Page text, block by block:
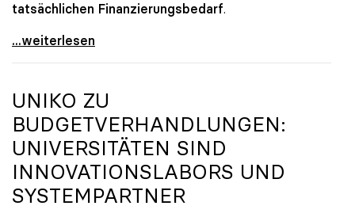
tatsächlichen Finanzierungsbedarf.
\"Österreich ist für die heimischen Universitäten
...weiterlesen
UNIKO ZU
BUDGETVERHANDLUNGEN:
UNIVERSITÄTEN SIND
INNOVATIONSLABORS UND
SYSTEMPARTNER